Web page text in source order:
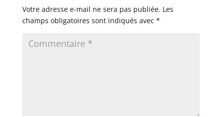
Votre adresse e-mail ne sera pas publiée. Les
champs obligatoires sont indiqués avec *